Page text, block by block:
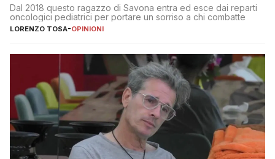
Dal 2018 questo ragazzo di Savona entra ed esce dai reparti
oncologici pediatrici per portare un sorriso a chi combatte
LORENZO TOSA-OPINIONI